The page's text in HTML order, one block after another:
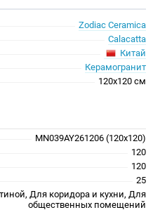
Zodiac Ceramica
Calacatta
Китай
Керамогранит
120x120 см
MN039AY261206 (120х120)
120
120
25
Для коридора и кухни, Для
общественных помещений